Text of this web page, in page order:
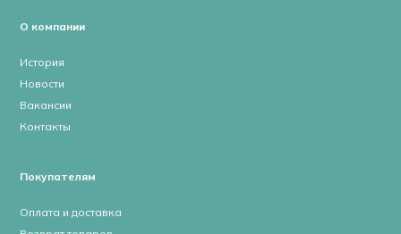
О компании
История
Новости
Вакансии
Контакты
Покупателям
Оплата и доставка